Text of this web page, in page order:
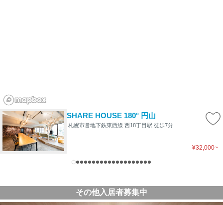
SHARE HOUSE 180° 円山
¥32,000~
札幌市営地下鉄東西線 西18丁目駅 徒歩7分
その他入居者募集中